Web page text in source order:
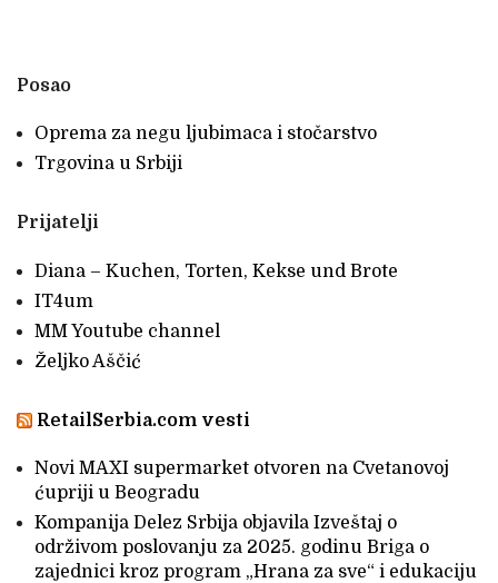
Posao
Oprema za negu ljubimaca i stočarstvo
Trgovina u Srbiji
Prijatelji
Diana – Kuchen, Torten, Kekse und Brote
IT4um
MM Youtube channel
Željko Aščić
RetailSerbia.com vesti
Novi MAXI supermarket otvoren na Cvetanovoj
ćupriji u Beogradu
Kompanija Delez Srbija objavila Izveštaj o
održivom poslovanju za 2025. godinu Briga o
zajednici kroz program „Hrana za sve“ i edukaciju